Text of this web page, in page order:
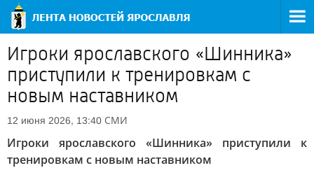
Игроки ярославского «Шинника»
приступили к тренировкам с
новым наставником
12 июня 2026, 13:40 СМИ
Игроки ярославского «Шинника» приступили к
тренировкам с новым наставником